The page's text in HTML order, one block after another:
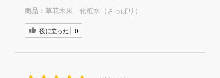
商品： 草花木果 化粧水（さっぱり）
役に立った 0